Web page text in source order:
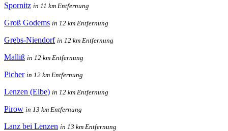
Spornitz in 11 km Entfernung
Groß Godems in 12 km Entfernung
Grebs-Niendorf in 12 km Entfernung
Malliß in 12 km Entfernung
Picher in 12 km Entfernung
Lenzen (Elbe) in 12 km Entfernung
Pirow in 13 km Entfernung
Lanz bei Lenzen in 13 km Entfernung